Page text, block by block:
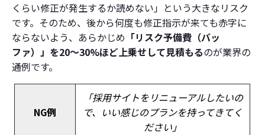
くらい修正が発生するか読めない」という大きなリスク
です。そのため、後から何度も修正指示が来ても赤字に
ならないよう、あらかじめ 「リスク予備費（バッ
ファ）」を20〜30%ほど上乗せして見積もるのが業界の
通例です。
NG例
「採用サイトをリニューアルしたいの
で、いい感じのプランを持ってきてく
ださい」